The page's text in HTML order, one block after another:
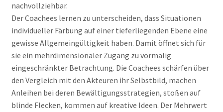
nachvollziehbar.
Der Coachees lernen zu unterscheiden, dass Situationen
individueller Färbung auf einer tieferliegenden Ebene eine
gewisse Allgemeingültigkeit haben. Damit öffnet sich für
sie ein mehrdimensionaler Zugang zu vormalig
eingeschränkter Betrachtung. Die Coachees schärfen über
den Vergleich mit den Akteuren ihr Selbstbild, machen
Anleihen bei deren Bewältigungsstrategien, stoßen auf
blinde Flecken, kommen auf kreative Ideen. Der Mehrwert